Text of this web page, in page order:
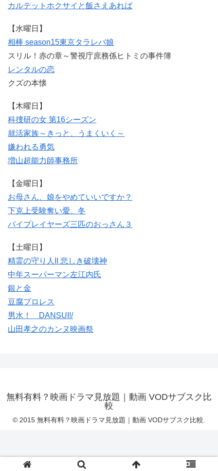
カルテット ホクサイと飯さえあれば
【水曜日】
相棒 season15東京タラレバ娘
スリル！赤の章～警視庁庶務係ヒトミの事件簿
レンタルの恋
クズの本懐
【木曜日】
科捜研の女 第16シーズン
就活家族～きっと、うまくいく～
嫌われる勇気
増山超能力師事務所
【金曜日】
お母さん、娘をやめていいですか？
下克上受験奪い愛、冬
バイプレイヤーズ三匹のおっさん３
【土曜日】
精霊の守り人II 悲しき破壊神
中年スーパーマン左江内氏
銀と金
豆腐プロレス
男水！ DANSUI!/
山田孝之のカンヌ映画祭
無料有料？映画ドラマ見放題｜動画 VODサブスク比
較
© 2015 無料有料？映画ドラマ見放題｜動画 VODサブスク比較.